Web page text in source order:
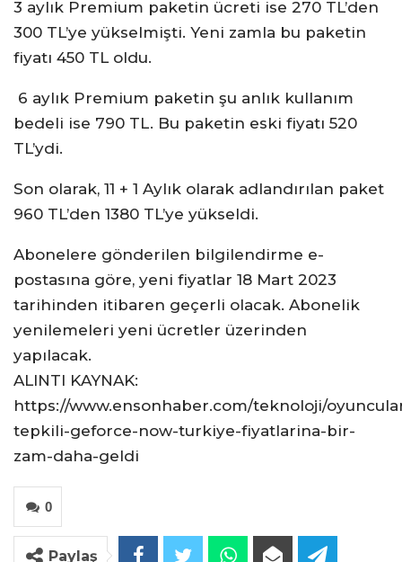
3 aylık Premium paketin ücreti ise 270 TL’den
300 TL’ye yükselmişti. Yeni zamla bu paketin
fiyatı 450 TL oldu.
6 aylık Premium paketin şu anlık kullanım
bedeli ise 790 TL. Bu paketin eski fiyatı 520
TL’ydi.
Son olarak, 11 + 1 Aylık olarak adlandırılan paket
960 TL’den 1380 TL’ye yükseldi.
Abonelere gönderilen bilgilendirme e-
postasına göre, yeni fiyatlar 18 Mart 2023
tarihinden itibaren geçerli olacak. Abonelik
yenilemeleri yeni ücretler üzerinden
yapılacak.
ALINTI KAYNAK:
https://www.ensonhaber.com/teknoloji/
tepkili-geforce-now-turkiye-fiyatlarina-bir-
zam-daha-geldi
0
Paylaş